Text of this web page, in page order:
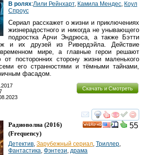
В ролях:Лили Рейнхарт, Камила Мендес, Коул
Спроус
Сериал расскажет о жизни и приключениях
жизнерадостного и никогда не унывающего
подростка Арчи Эндрюса, а также Бэтти
и их друзей из Ривердэйла. Действие
мире, а главные герои решают
от посторонних сторону жизни маленького
его странностями и тёмными тайнами,
фасадом.
Скачать и Смотреть
смотреть
55
Радиоволна (2016)
(Frequency)
Детектив, Зарубежный сериал, Триллер,
Фантастика, Фэнтези, драма